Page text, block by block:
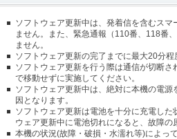
ソフトウェア更新中は、発着信を含むスマ
ません。また、緊急通報（110番、118番
ません。
ソフトウェア更新の完了までに最大20分程
ソフトウェア更新を行う際は通信が切断
で移動せずに実施してください。
ソフトウェア更新中は、絶対に本機の電
因となります。
ソフトウェア更新は電池を十分に充電した
ウェア更新中に電池切れになると、故障の
本機の状況(故障・破損・水濡れ等)によっ